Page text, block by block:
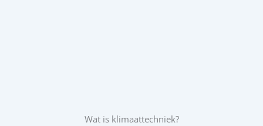
Wat is klimaattechniek?